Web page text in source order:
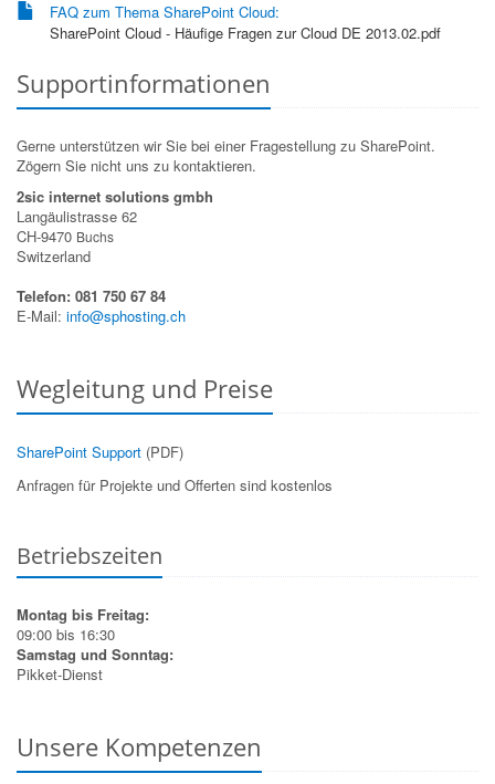
FAQ zum Thema SharePoint Cloud:
SharePoint Cloud - Häufige Fragen zur Cloud DE 2013.02.pdf
Supportinformationen
Gerne unterstützen wir Sie bei einer Fragestellung zu SharePoint.
Zögern Sie nicht uns zu kontaktieren.
2sic internet solutions gmbh
Langäulistrasse 62
CH-9470 Buchs
Switzerland
Telefon: 081 750 67 84
E-Mail: info@sphosting.ch
Wegleitung und Preise
SharePoint Support (PDF)
Anfragen für Projekte und Offerten sind kostenlos
Betriebszeiten
Montag bis Freitag:
09:00 bis 16:30
Samstag und Sonntag:
Pikket-Dienst
Unsere Kompetenzen